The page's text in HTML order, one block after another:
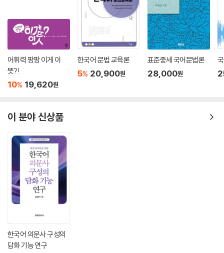
어휘력 팡팡 이게 이
뜻?!
10% 19,620원
한국어 문법 교육론
5% 20,900원
표준중세 국어문법론
28,000원
이 분야 신상품
한국어 의문사 구성의
담화 기능 연구